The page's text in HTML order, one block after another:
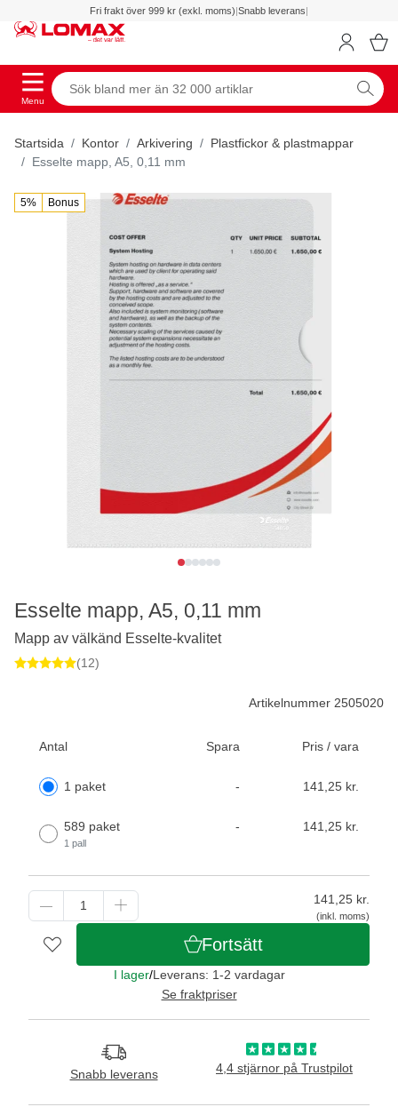
Fri frakt över 999 kr (exkl. moms)|Snabb leverans|
Menu
Startsida Kontor Arkivering
Plastfickor & plastmappar
Esselte mapp, A5, 0,11 mm
5% Bonus
Artikelnummer 2505020
Antal Spara Pris / vara
1 paket - 141,25 kr.
589 paket
1 pall
- 141,25 kr.
141,25 kr.
(inkl. moms)
Fortsätt
I lager/Leverans: 1-2 vardagar
Se fraktpriser
Snabb leverans 4,4 stjärnor på Trustpilot
Esselte mapp, A5, 0,11 mm
Mapp av välkänd Esselte-kvalitet
(12)